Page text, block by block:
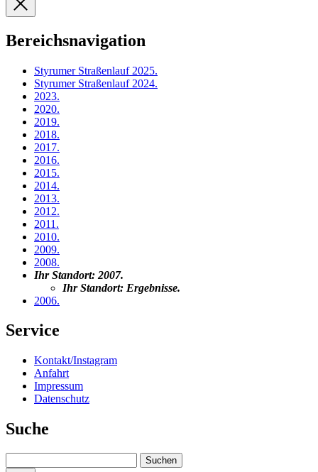
Bereichsnavigation
Styrumer Straßenlauf 2025.
Styrumer Straßenlauf 2024.
2023.
2020.
2019.
2018.
2017.
2016.
2015.
2014.
2013.
2012.
2011 .
2010.
2009.
2008.
Ihr Standort: 2007.
Ihr Standort: Ergebnisse.
2006.
Service
Kontakt/Instagram
Anfahrt
Impressum
Datenschutz
Suche